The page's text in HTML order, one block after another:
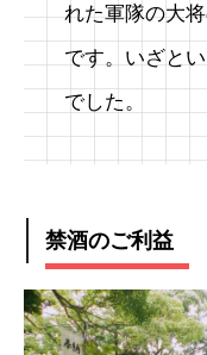
れた軍隊の大
です。いざと
でした。
禁酒のご利益